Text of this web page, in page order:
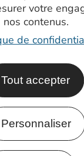
votre
nos contenus.
de
Tout accepter
Personnaliser
Comment venir ?